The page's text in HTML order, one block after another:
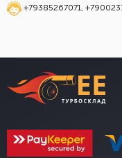
+79385267071,